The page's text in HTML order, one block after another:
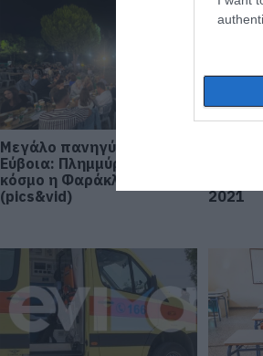
Μεγάλο πανηγύρι στην
Εύβοια: Πλημμύρισε με
κόσμο η Φαράκλα
(pics&vid)
πέντε
2021